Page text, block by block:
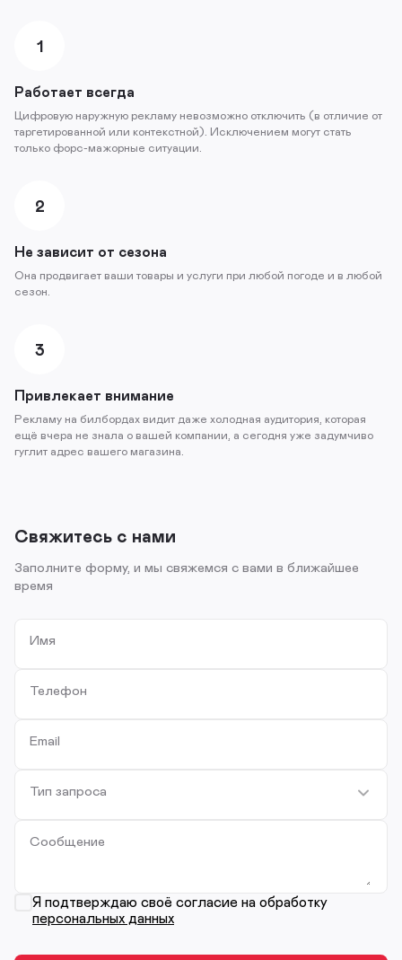
1
Работает всегда
Цифровую наружную рекламу невозможно отключить (в отличие от
таргетированной или контекстной). Исключением могут стать
только форс-мажорные ситуации.
2
Не зависит от сезона
Она продвигает ваши товары и услуги при любой погоде и в любой
сезон.
3
Привлекает внимание
Рекламу на билбордах видит даже холодная аудитория, которая
ещё вчера не знала о вашей компании, а сегодня уже задумчиво
гуглит адрес вашего магазина.
Свяжитесь с нами
Заполните форму, и мы свяжемся с вами в ближайшее
время
Имя
Телефон
Email
Тип запроса
Сообщение
Я подтверждаю своё согласие на обработку
персональных данных